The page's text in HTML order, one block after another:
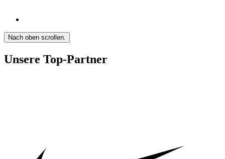
Nach oben scrollen.
Unsere Top-Partner